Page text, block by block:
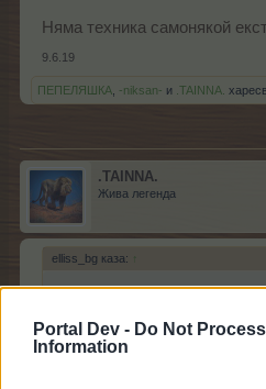
Portal Dev - Do Not
Information
Няма техника самонякой
9.6.19
ПЕПЕЛЯШКА -niksan- и .TAINNA.
.TAINNA.
Жива легенда
elliss_bg каза: ↑